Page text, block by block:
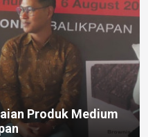
Produk Medium